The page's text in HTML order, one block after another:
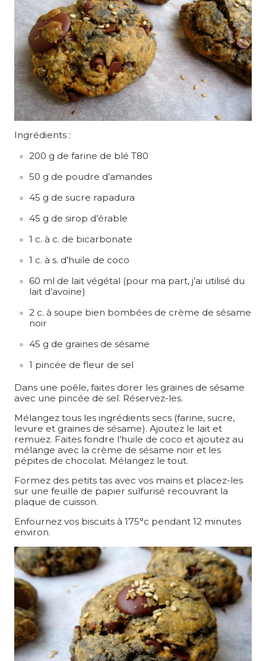
Ingrédients :
200 g de farine de blé T80
50 g de poudre d’amandes
45 g de sucre rapadura
45 g de sirop d’érable
1 c. à c. de bicarbonate
1 c. à s. d’huile de coco
60 ml de lait végétal (pour ma part, j’ai utilisé du
lait d’avoine)
2 c. à soupe bien bombées de crème de sésame
noir
45 g de graines de sésame
1 pincée de fleur de sel
Dans une poêle, faites dorer les graines de sésame
avec une pincée de sel. Réservez-les.
Mélangez tous les ingrédients secs (farine, sucre,
levure et graines de sésame). Ajoutez le lait et
remuez. Faites fondre l’huile de coco et ajoutez au
mélange avec la crème de sésame noir et les
pépites de chocolat. Mélangez le tout.
Formez des petits tas avec vos mains et placez-les
sur une feuille de papier sulfurisé recouvrant la
plaque de cuisson.
Enfournez vos biscuits à 175°c pendant 12 minutes
environ.